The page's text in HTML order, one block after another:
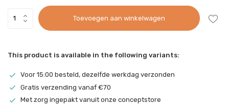
Toevoegen aan winkelwagen
This product is available in the following variants:
Voor 15:00 besteld, dezelfde werkdag verzonden
Gratis verzending vanaf €70
Met zorg ingepakt vanuit onze conceptstore